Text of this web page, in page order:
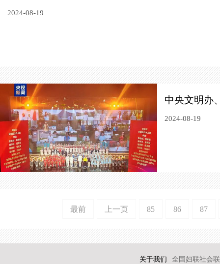
2024-08-19
中央文明办
2024-08-19
最前 上一页 85 86 87
关于我们 全国妇联社会